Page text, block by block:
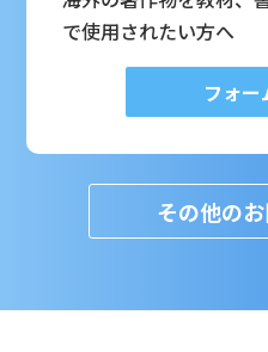
で使用されたい方へ
フォー
その他の